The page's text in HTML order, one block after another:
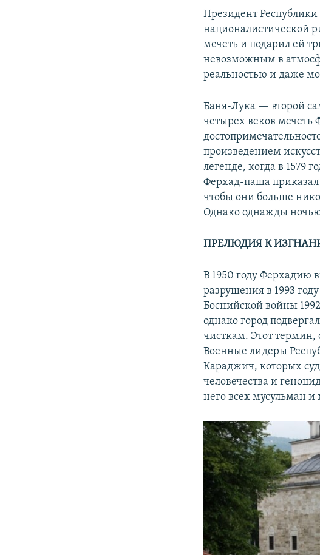
Президент
националистической
мечеть и подарил ей
невозможным в
реальностью и даже
Баня-Лука — второй
четырех веков мечеть
произведением
легенде, когда в 1579
Ферхад-паша приказал
чтобы они больше
Однако однажды ночью
ПРЕЛЮДИЯ К
В 1950 году Ферхадию
разрушения в 1993
Боснийской войны
однако город
чисткам. Этот термин,
Военные лидеры
Караджич, которых
человечества и
него всех мусульман и